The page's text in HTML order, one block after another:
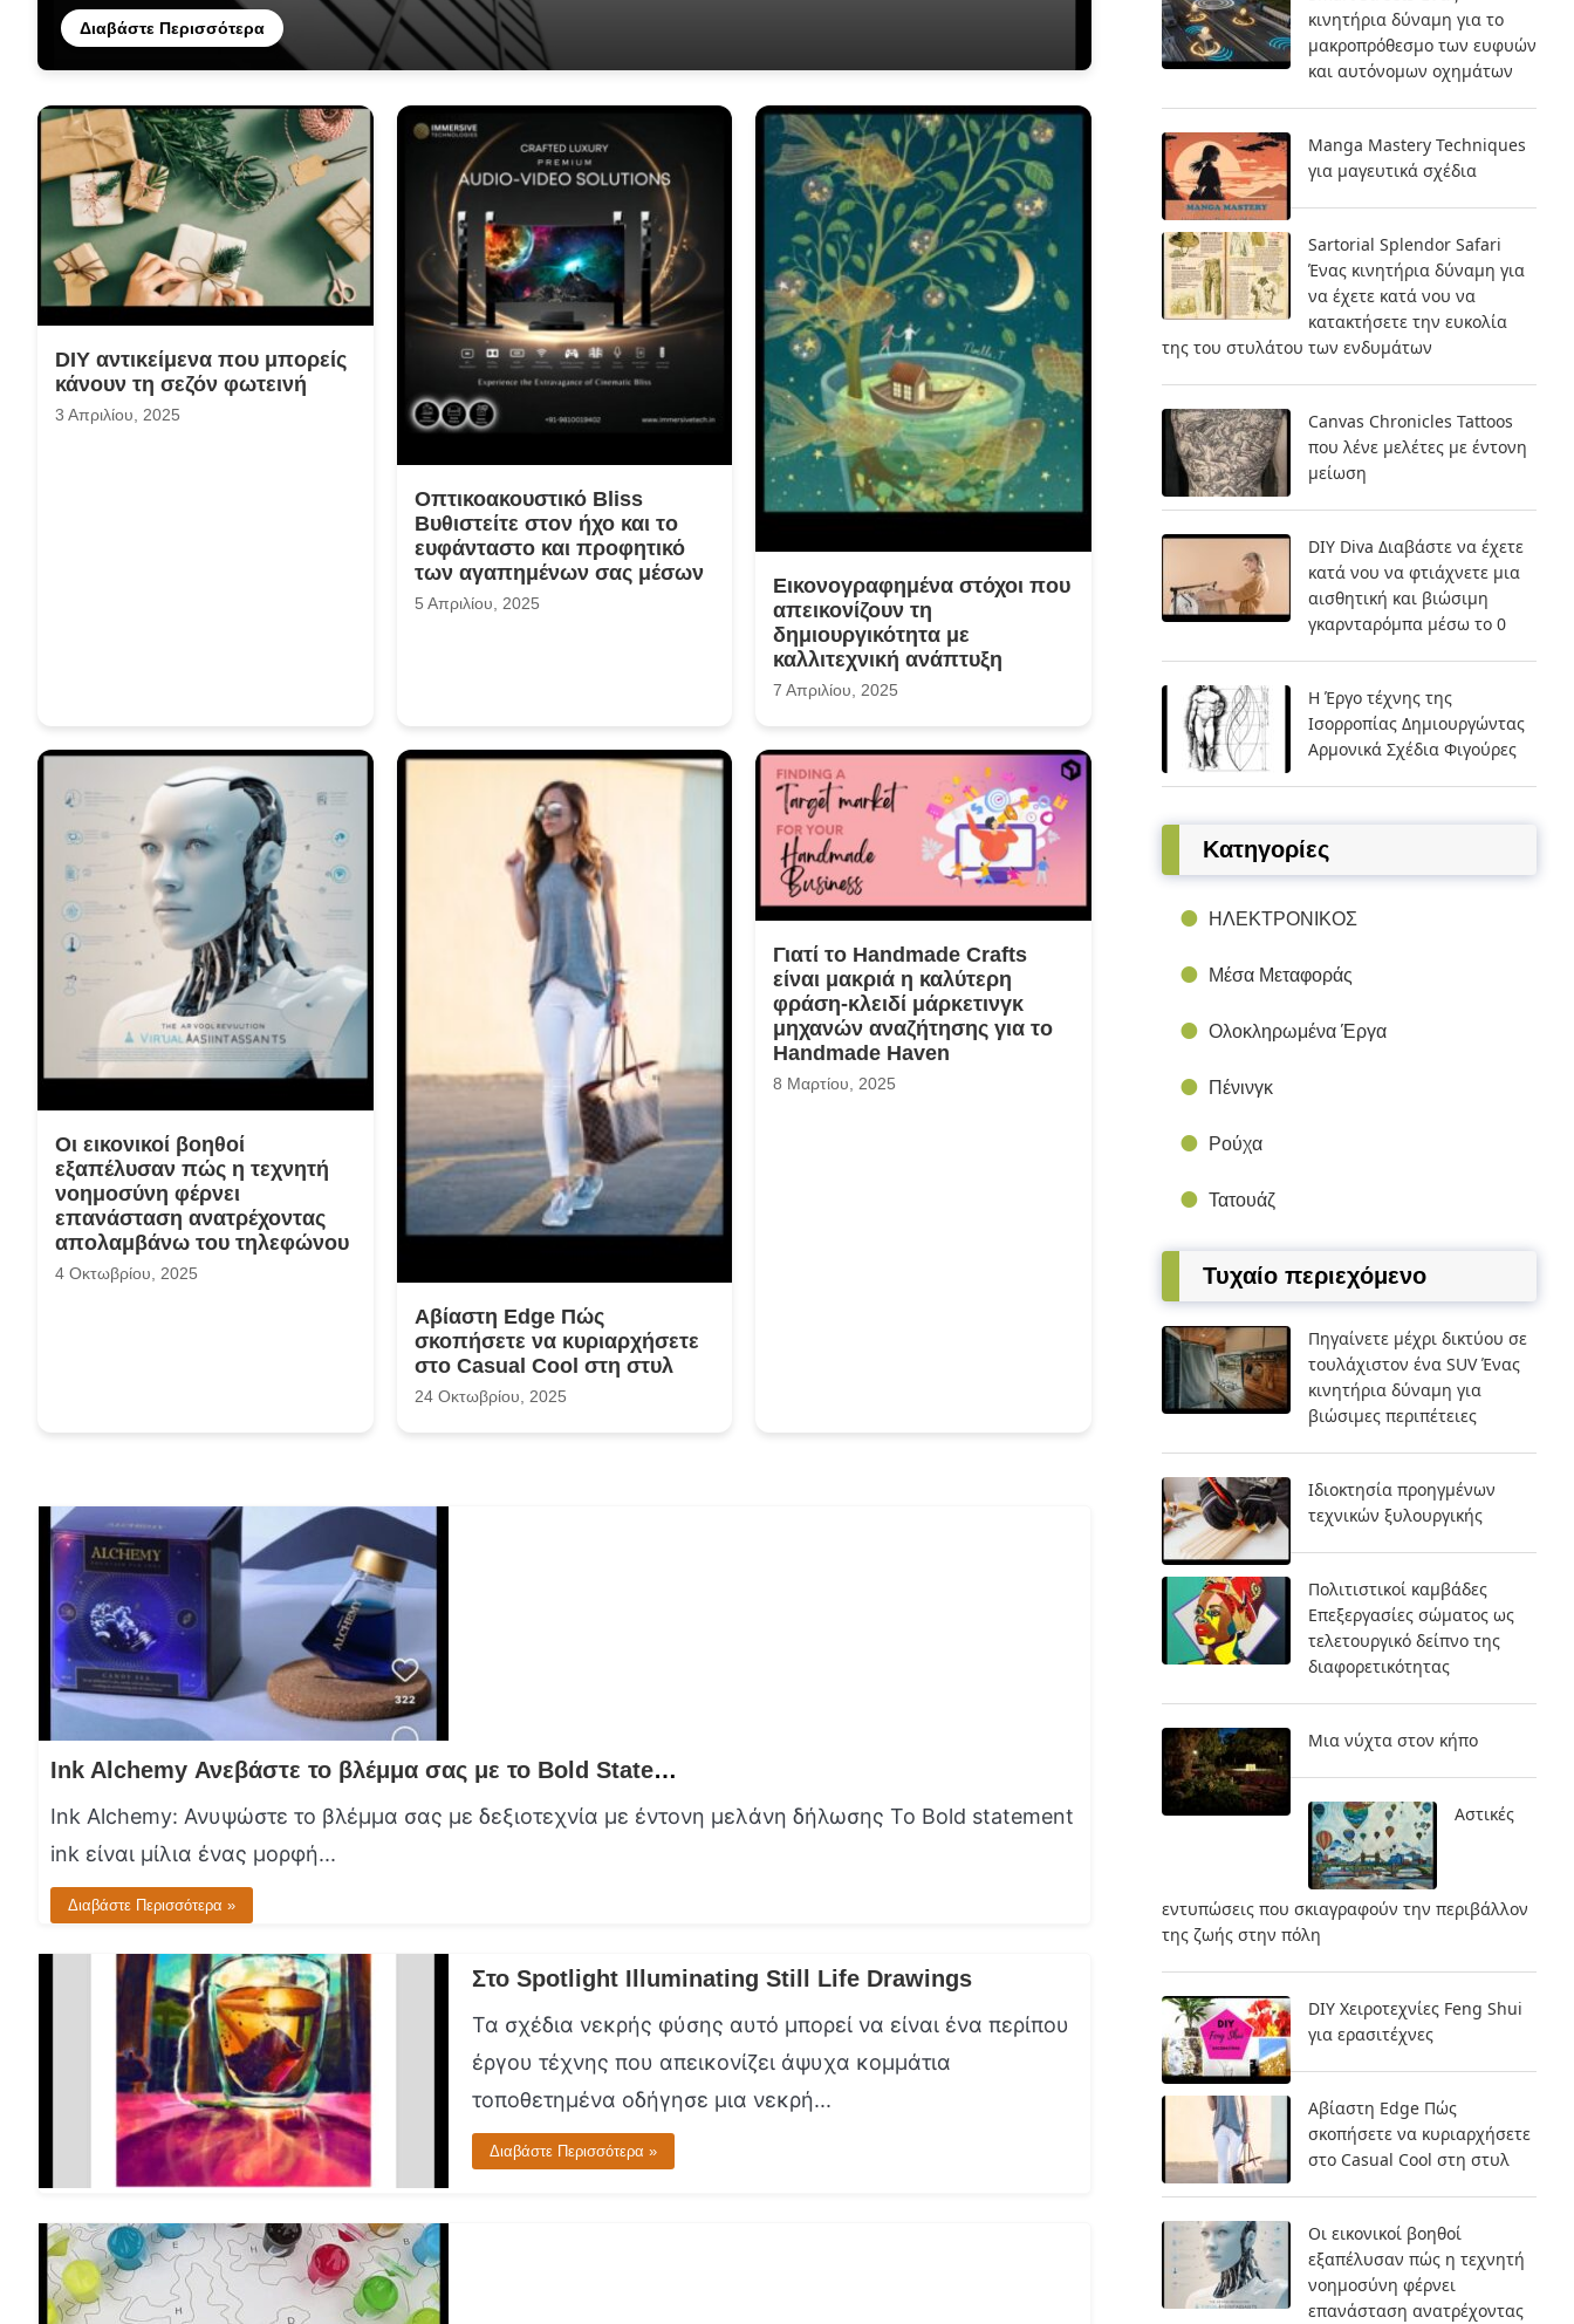
Διαβάστε Περισσότερα
DIY αντικείμενα που μπορείς
κάνουν τη σεζόν φωτεινή
3 Απριλίου, 2025
Οπτικοακουστικό Bliss
Βυθιστείτε στον ήχο και το
ευφάνταστο και προφητικό
των αγαπημένων σας μέσων
5 Απριλίου, 2025
Εικονογραφημένα στόχοι που
απεικονίζουν τη
δημιουργικότητα με
καλλιτεχνική ανάπτυξη
7 Απριλίου, 2025
Οι εικονικοί βοηθοί
εξαπέλυσαν πώς η τεχνητή
νοημοσύνη φέρνει
επανάσταση ανατρέχοντας
απολαμβάνω του τηλεφώνου
4 Οκτωβρίου, 2025
Αβίαστη Edge Πώς
σκοπήσετε να κυριαρχήσετε
στο Casual Cool στη στυλ
24 Οκτωβρίου, 2025
Γιατί το Handmade Crafts
είναι μακριά η καλύτερη
φράση-κλειδί μάρκετινγκ
μηχανών αναζήτησης για το
Handmade Haven
8 Μαρτίου, 2025
Ink Alchemy Ανεβάστε το βλέμμα σας με το Bold Statement Ink
Ink Alchemy: Ανυψώστε το βλέμμα σας με δεξιοτεχνία με έντονη μελάνη δήλωσης Το Bold statement
ink είναι μίλια ένας μορφή...
Διαβάστε Περισσότερα »
Στο Spotlight Illuminating Still Life Drawings
Τα σχέδια νεκρής φύσης αυτό μπορεί να είναι ένα περίπου
έργου τέχνης που απεικονίζει άψυχα κομμάτια
τοποθετημένα οδήγησε μια νεκρή...
Διαβάστε Περισσότερα »
κινητήρια δύναμη για το
μακροπρόθεσμο των ευφυών
και αυτόνομων οχημάτων
Manga Mastery Techniques
για μαγευτικά σχέδια
Sartorial Splendor Safari
Ένας κινητήρια δύναμη για
να έχετε κατά νου να
κατακτήσετε την ευκολία
της του στυλάτου των ενδυμάτων
Canvas Chronicles Tattoos
που λένε μελέτες με έντονη
μείωση
DIY Diva Διαβάστε να έχετε
κατά νου να φτιάχνετε μια
αισθητική και βιώσιμη
γκαρνταρόμπα μέσω το 0
Η Έργο τέχνης της
Ισορροπίας Δημιουργώντας
Αρμονικά Σχέδια Φιγούρες
Kατηγορίες
ΗΛΕΚΤΡΟΝΙΚΟΣ
Μέσα Μεταφοράς
Ολοκληρωμένα Έργα
Πένινγκ
Ρούχα
Τατουάζ
Τυχαίο περιεχόμενο
Πηγαίνετε μέχρι δικτύου σε
τουλάχιστον ένα SUV Ένας
κινητήρια δύναμη για
βιώσιμες περιπέτειες
Ιδιοκτησία προηγμένων
τεχνικών ξυλουργικής
Πολιτιστικοί καμβάδες
Επεξεργασίες σώματος ως
τελετουργικό δείπνο της
διαφορετικότητας
Μια νύχτα στον κήπο
Αστικές
εντυπώσεις που σκιαγραφούν την περιβάλλον
της ζωής στην πόλη
DIY Χειροτεχνίες Feng Shui
για ερασιτέχνες
Αβίαστη Edge Πώς
σκοπήσετε να κυριαρχήσετε
στο Casual Cool στη στυλ
Οι εικονικοί βοηθοί
εξαπέλυσαν πώς η τεχνητή
νοημοσύνη φέρνει
επανάσταση ανατρέχοντας